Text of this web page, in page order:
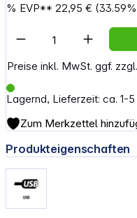
% EVP**22,95 €
Preise inkl. MwSt. ggf.
Lagernd, Lieferzeit: ca. 1-
Artikel Anzahl:
Zum Merkzettel
Produkteigenschaften